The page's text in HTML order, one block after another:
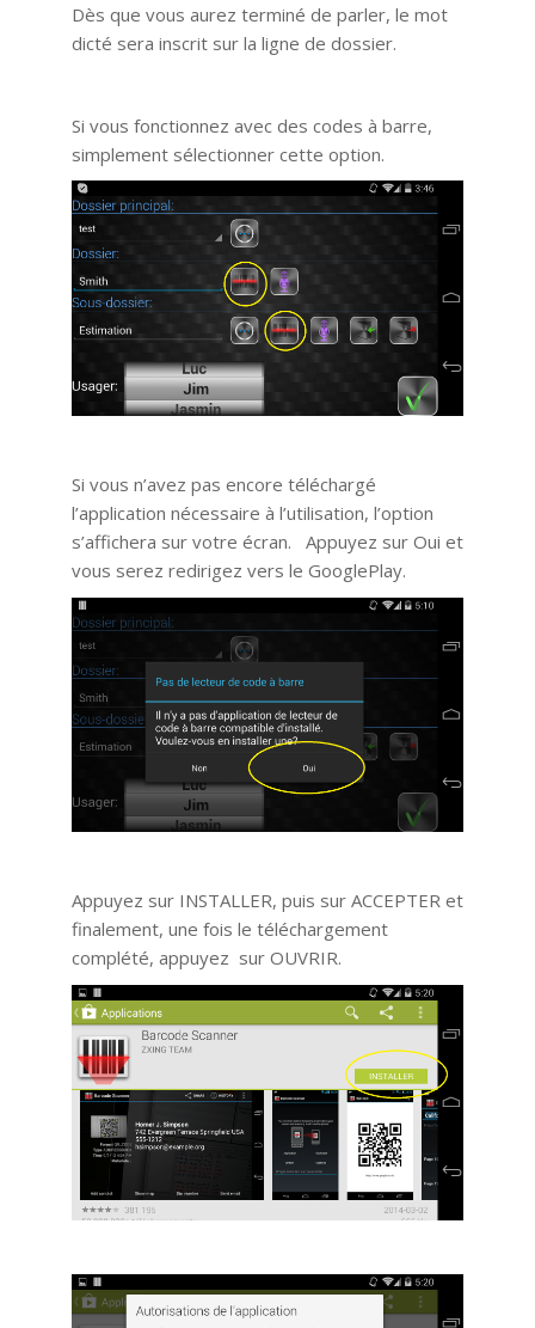
Dès que vous aurez terminé de parler, le mot
dicté sera inscrit sur la ligne de dossier.
Si vous fonctionnez avec des codes à barre,
simplement sélectionner cette option.
Si vous n’avez pas encore téléchargé
l’application nécessaire à l’utilisation, l’option
s’affichera sur votre écran. Appuyez sur Oui et
vous serez redirigez vers le GooglePlay.
Appuyez sur INSTALLER, puis sur ACCEPTER et
finalement, une fois le téléchargement
complété, appuyez sur OUVRIR.